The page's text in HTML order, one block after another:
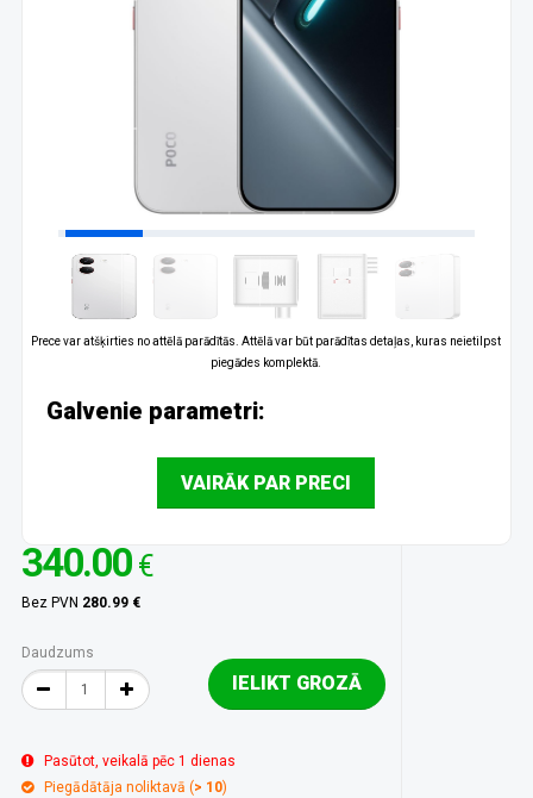
Prece var atšķirties no attēlā parādītās. Attēlā var būt parādītas detaļas, kuras neietilpst
piegādes komplektā.
Galvenie parametri:
VAIRĀK PAR PRECI
340.00 €
Bez PVN 280.99 €
Daudzums
IELIKT GROZĀ
Pasūtot, veikalā pēc 1 dienas
Piegādātāja noliktavā (> 10)